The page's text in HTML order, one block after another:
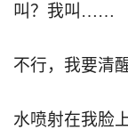
叫？我叫……
不行，我要清
水喷射在我脸